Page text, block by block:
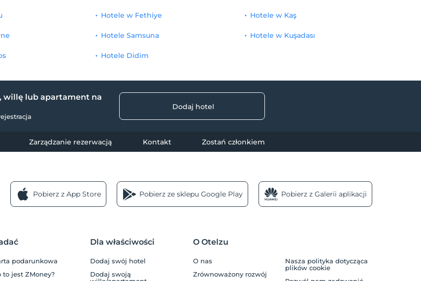
Hotele w Fethiye
Hotele Samsuna
Hotele Didim
Hotele w Kaş
Hotele w Kuşadası
willę lub apartament na
Dodaj hotel
Zarządzanie rezerwacją Kontakt Zostań członkiem
Pobierz z App Store Pobierz ze sklepu Google Play Pobierz z Galerii aplikacji
podarunkowa
to jest ZMoney?
Dla właściwości
Dodaj swój hotel
Dodaj swoją
O Otelzu
O nas
Zrównoważony rozwój
Nasza polityka dotycząca
plików cookie